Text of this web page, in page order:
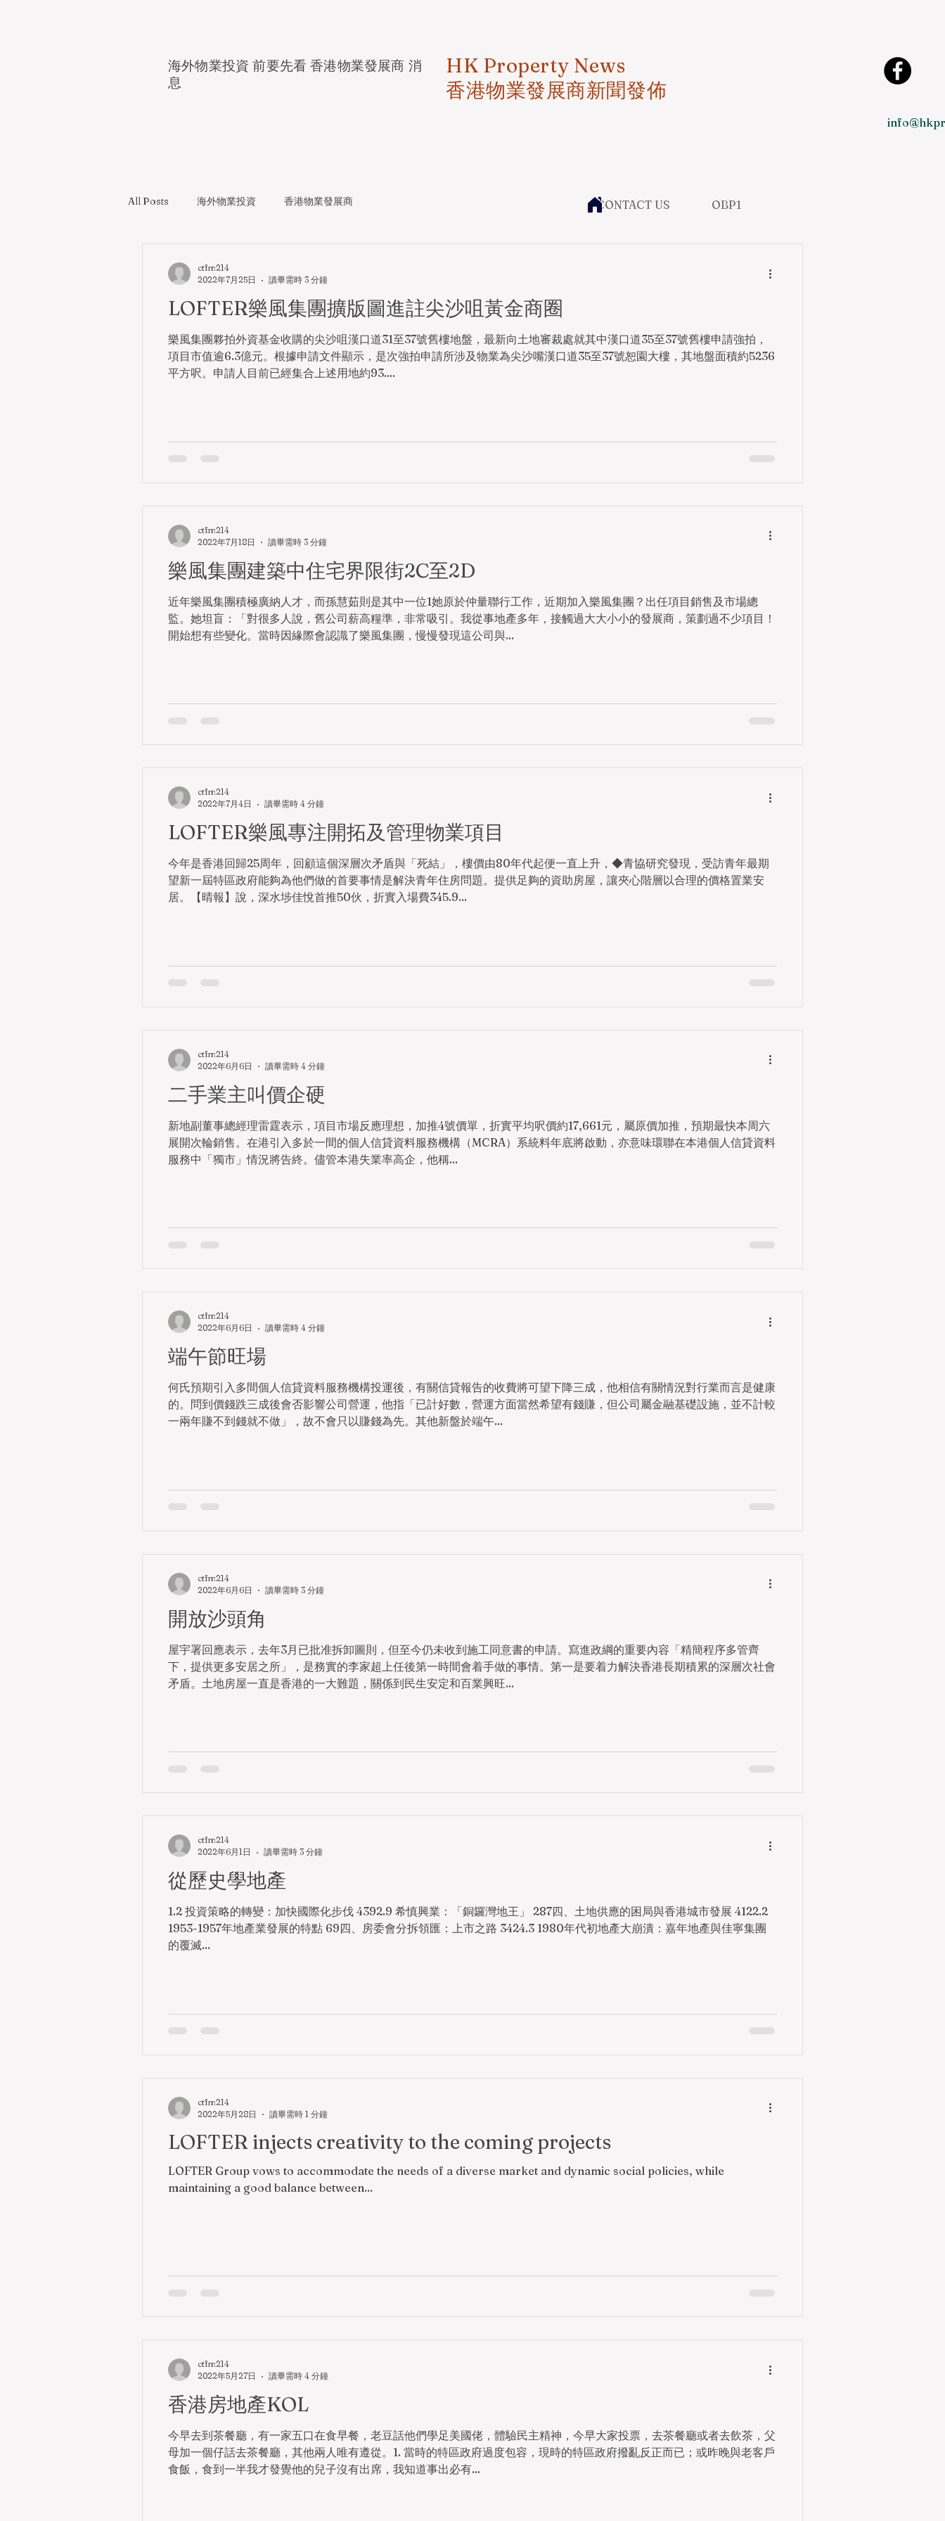
海外物業投資 前要先看 香港物業發展商 消
息
HK Property News
香港物業發展商新聞發佈
All Posts 海外物業投資 香港物業發展商
LOFTER樂風集團擴版圖進註尖沙咀黃金商圈
樂風集團夥拍外資基金收購的尖沙咀漢口道31至37號舊樓地盤，最新向土地審裁處就其中漢口道35至37號舊樓申請強拍，
項目市值逾6.3億元。根據申請文件顯示，是次強拍申請所涉及物業為尖沙嘴漢口道35至37號恕園大樓，其地盤面積約5236
平方呎。申請人目前已經集合上述用地約93....
ctfm214
2022年7月25日
讀畢需時 3 分鐘
樂風集團建築中住宅界限街2C至2D
近年樂風集團積極廣納人才，而孫慧茹則是其中一位1她原於仲量聯行工作，近期加入樂風集團？出任項目銷售及市場總
監。她坦盲：「對很多人說，舊公司薪高糧準，非常吸引。我從事地產多年，接觸過大大小小的發展商，策劃過不少項目！
開始想有些變化。當時因緣際會認識了樂風集團，慢慢發現這公司與...
ctfm214
2022年7月18日
讀畢需時 3 分鐘
LOFTER樂風專注開拓及管理物業項目
今年是香港回歸25周年，回顧這個深層次矛盾與「死結」，樓價由80年代起便一直上升，◆青協研究發現，受訪青年最期
望新一屆特區政府能夠為他們做的首要事情是解決青年住房問題。提供足夠的資助房屋，讓夾心階層以合理的價格置業安
居。【晴報】說，深水埗佳悅首推50伙，折實入場費345.9...
ctfm214
2022年7月4日
讀畢需時 4 分鐘
二手業主叫價企硬
新地副董事總經理雷霆表示，項目市場反應理想，加推4號價單，折實平均呎價約17,661元，屬原價加推，預期最快本周六
展開次輪銷售。在港引入多於一間的個人信貸資料服務機構（MCRA）系統料年底將啟動，亦意味環聯在本港個人信貸資料
服務中「獨市」情況將告終。儘管本港失業率高企，他稱...
ctfm214
2022年6月6日
讀畢需時 4 分鐘
端午節旺場
何氏預期引入多間個人信貸資料服務機構投運後，有關信貸報告的收費將可望下降三成，他相信有關情況對行業而言是健康
的。問到價錢跌三成後會否影響公司營運，他指「已計好數，營運方面當然希望有錢賺，但公司屬金融基礎設施，並不計較
一兩年賺不到錢就不做」，故不會只以賺錢為先。其他新盤於端午...
ctfm214
2022年6月6日
讀畢需時 4 分鐘
開放沙頭角
屋宇署回應表示，去年3月已批准拆卸圖則，但至今仍未收到施工同意書的申請。寫進政綱的重要內容「精簡程序多管齊
下，提供更多安居之所」，是務實的李家超上任後第一時間會着手做的事情。第一是要着力解決香港長期積累的深層次社會
矛盾。土地房屋一直是香港的一大難題，關係到民生安定和百業興旺...
ctfm214
2022年6月6日
讀畢需時 3 分鐘
從歷史學地產
1.2 投資策略的轉變：加快國際化步伐 4392.9 希慎興業：「銅鑼灣地王」 287四、土地供應的困局與香港城市發展 4122.2
1953-1957年地產業發展的特點 69四、房委會分拆領匯：上市之路 3424.3 1980年代初地產大崩潰：嘉年地產與佳寧集團
的覆滅...
ctfm214
2022年6月1日
讀畢需時 3 分鐘
LOFTER injects creativity to the coming projects
LOFTER Group vows to accommodate the needs of a diverse market and dynamic social policies, while
maintaining a good balance between...
ctfm214
2022年5月28日
讀畢需時 1 分鐘
香港房地產KOL
今早去到茶餐廳，有一家五口在食早餐，老豆話他們學足美國佬，體驗民主精神，今早大家投票，去茶餐廳或者去飲茶，父
母加一個仔話去茶餐廳，其他兩人唯有遵從。1. 當時的特區政府過度包容，現時的特區政府撥亂反正而已；或昨晚與老客戶
食飯，食到一半我才發覺他的兒子沒有出席，我知道事出必有...
ctfm214
2022年5月27日
讀畢需時 4 分鐘
CONTACT US OBP1